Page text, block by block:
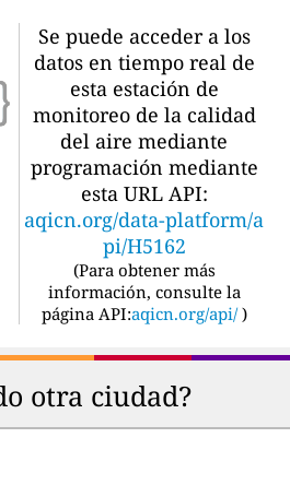
Se puede acceder a los
datos en tiempo real de
esta estación de
monitoreo de la calidad
del aire mediante
programación mediante
esta URL API:
aqicn.org/data-platform/a
pi/H5162
(Para obtener más
información, consulte la
página API:aqicn.org/api/ )
otra ciudad?